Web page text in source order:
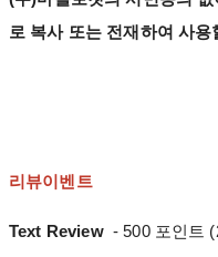
로 복사 또는 전재하여 사용
리뷰이벤트
Text Review- 500 포인트